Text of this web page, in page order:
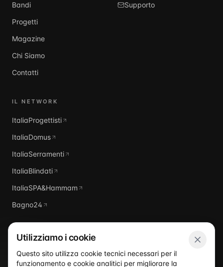
Bandi
Progetti
Magazine
Chi Siamo
Contatti
Supporto
IL NETWORK
ItaliaProgettisti
ItaliaDomus
ItaliaSerramenti
ItaliaBlindati
ItaliaSPA&Hammam
Bagno24
Utilizziamo i cookie
Questo sito utilizza cookie tecnici necessari per il
funzionamento e cookie analitici per migliorare la